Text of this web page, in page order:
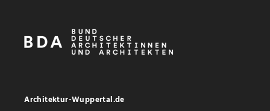
Architektur-Wuppertal.de